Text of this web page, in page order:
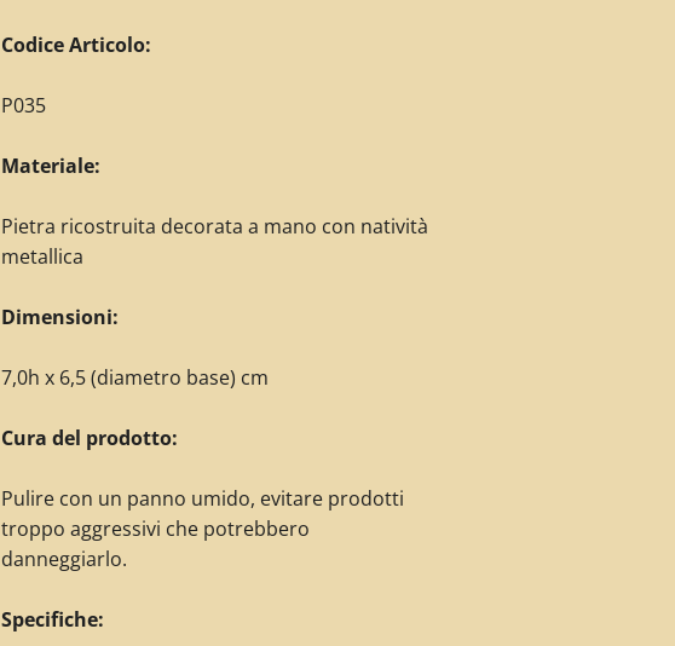
Codice Articolo:
P035
Materiale:
Pietra ricostruita decorata a mano con natività
metallica
Dimensioni:
7,0h x 6,5 (diametro base) cm
Cura del prodotto:
Pulire con un panno umido, evitare prodotti
troppo aggressivi che potrebbero
danneggiarlo.
Specifiche: